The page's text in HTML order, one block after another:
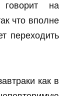
на
что вполне
переходить
как в